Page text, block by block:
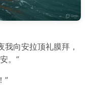
我向安拉顶礼膜拜，
。”
”